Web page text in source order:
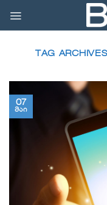
content
TAG
07
მაი